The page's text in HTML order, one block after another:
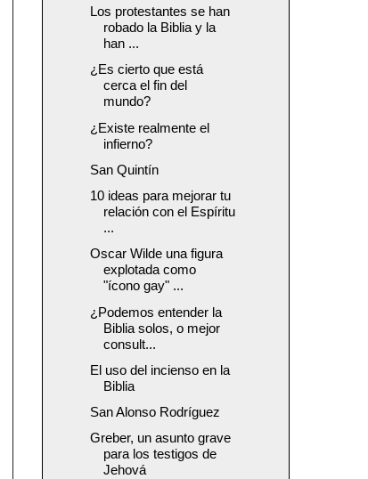
Los protestantes se han
robado la Biblia y la
han ...
¿Es cierto que está
cerca el fin del
mundo?
¿Existe realmente el
infierno?
San Quintín
10 ideas para mejorar tu
relación con el Espíritu
...
Oscar Wilde una figura
explotada como
"ícono gay" ...
¿Podemos entender la
Biblia solos, o mejor
consult...
El uso del incienso en la
Biblia
San Alonso Rodríguez
Greber, un asunto grave
para los testigos de
Jehová